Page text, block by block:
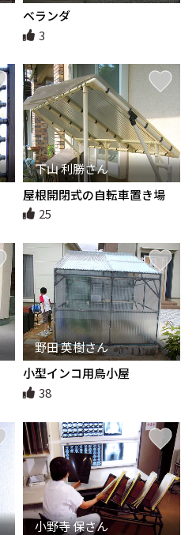
ベランダ
3
下山 利勝さん
屋根開閉式の自転車置き場
25
野田 英樹さん
小型インコ用鳥小屋
38
小野寺 保さん